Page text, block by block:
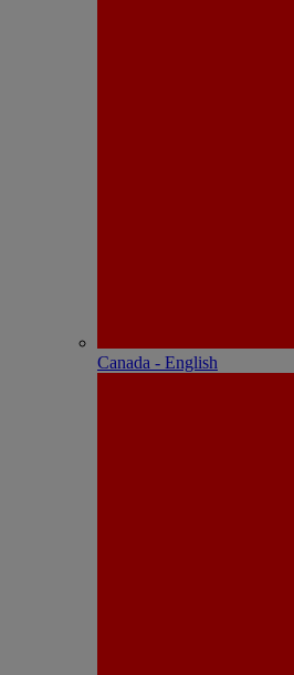
Canada - English